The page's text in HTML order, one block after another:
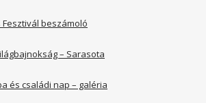
Fesztivál beszámoló
– Sarasota
és családi nap – galéria